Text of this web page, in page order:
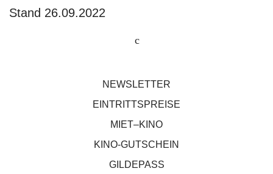
Stand 26.09.2022
NEWSLETTER
EINTRITTSPREISE
MIET–KINO
KINO-GUTSCHEIN
GILDEPASS